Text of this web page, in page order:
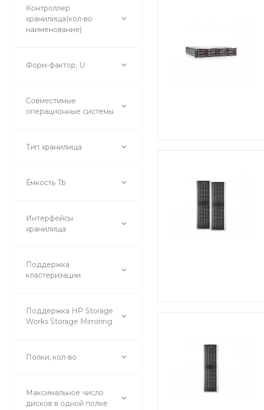
Контроллер
хранилища(кол-во
наименование)
Форм-фактор, U
Совместимые
операционные системы
Тип хранилища
Ёмкость Tb
Интерфейсы
хранилища
Поддержка
кластеризации
Поддержка HP Storage
Works Storage Mirroring
Полки, кол-во
Максимальное число
дисков в одной полке